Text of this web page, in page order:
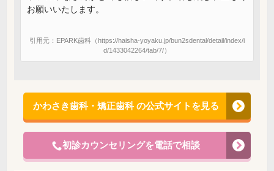
お願いいたします。
引用元：EPARK歯科（https://haisha-yoyaku.jp/bun2sdental/detail/index/i
d/1433042264/tab/7/）
かわさき歯科・矯正歯科 の公式サイトを見る
初診カウンセリングを電話で相談